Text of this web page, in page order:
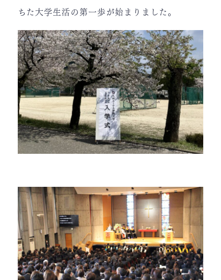
ちた大学生活の第一歩が始まりました。